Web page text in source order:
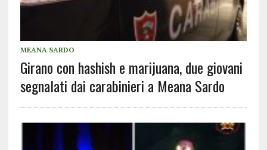
MEANA SARDO
Girano con hashish e marijuana, due giovani
segnalati dai carabinieri a Meana Sardo